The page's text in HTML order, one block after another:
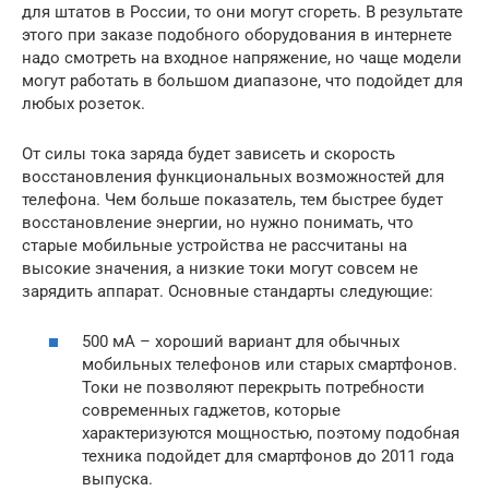
для штатов в России, то они могут сгореть. В результате
этого при заказе подобного оборудования в интернете
надо смотреть на входное напряжение, но чаще модели
могут работать в большом диапазоне, что подойдет для
любых розеток.
От силы тока заряда будет зависеть и скорость
восстановления функциональных возможностей для
телефона. Чем больше показатель, тем быстрее будет
восстановление энергии, но нужно понимать, что
старые мобильные устройства не рассчитаны на
высокие значения, а низкие токи могут совсем не
зарядить аппарат. Основные стандарты следующие:
500 мА – хороший вариант для обычных
мобильных телефонов или старых смартфонов.
Токи не позволяют перекрыть потребности
современных гаджетов, которые
характеризуются мощностью, поэтому подобная
техника подойдет для смартфонов до 2011 года
выпуска.